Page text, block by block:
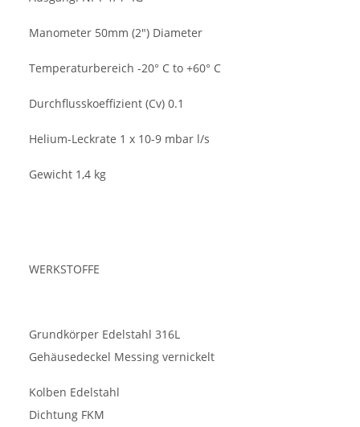
Manometer 50mm (2") Diameter
Temperaturbereich -20° C to +60° C
Durchflusskoeffizient (Cv) 0.1
Helium-Leckrate 1 x 10-9 mbar l/s
Gewicht 1,4 kg
WERKSTOFFE
Grundkörper Edelstahl 316L
Gehäusedeckel Messing vernickelt
Kolben Edelstahl
Dichtung FKM